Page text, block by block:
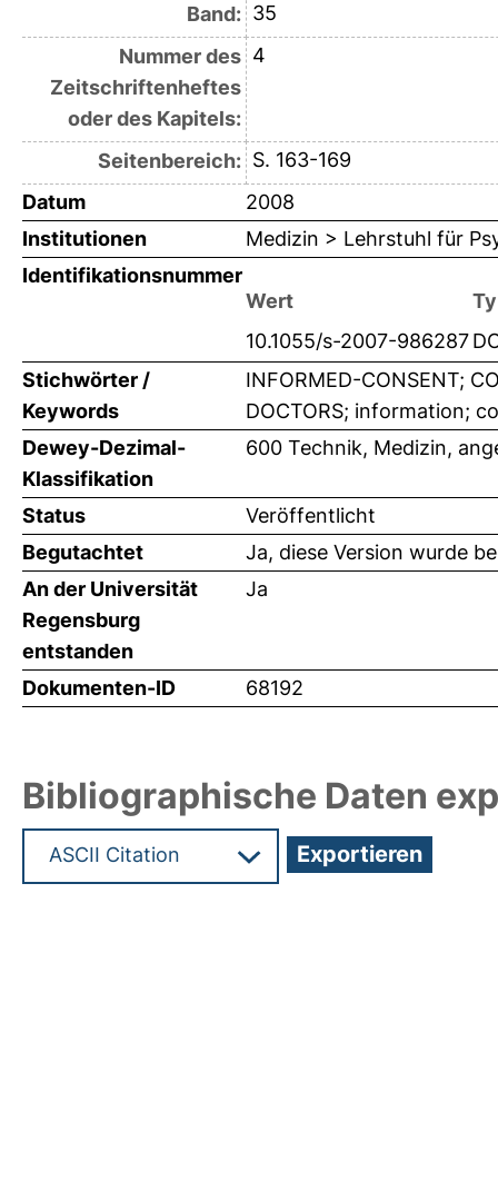
Band: 35
Nummer des
Zeitschriftenheftes
oder des Kapitels:
4
Seitenbereich: S. 163-169
Datum
2008
Institutionen
Medizin > Lehrstuhl für
Identifikationsnummer
Wert
10.1055/s-2007-986287
Stichwörter /
Keywords
INFORMED-CONSENT;
DOCTORS; information;
Dewey-Dezimal-
Klassifikation
600 Technik, Medizin,
Status
Veröffentlicht
Begutachtet
Ja, diese Version wurde
An der Universität
Regensburg
entstanden
Ja
Dokumenten-ID 68192
Bibliographische Daten